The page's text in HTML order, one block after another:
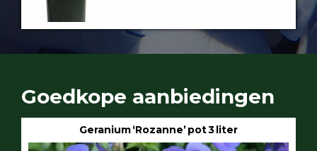
Goedkope aanbiedingen
Geranium ‘Rozanne’ pot 3 liter